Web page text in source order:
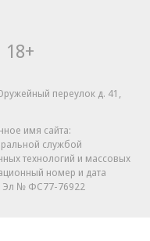
18+
переулок д. 41,
имя сайта:
службой
технологий и массовых
номер и дата
Эл № ФС77-76922